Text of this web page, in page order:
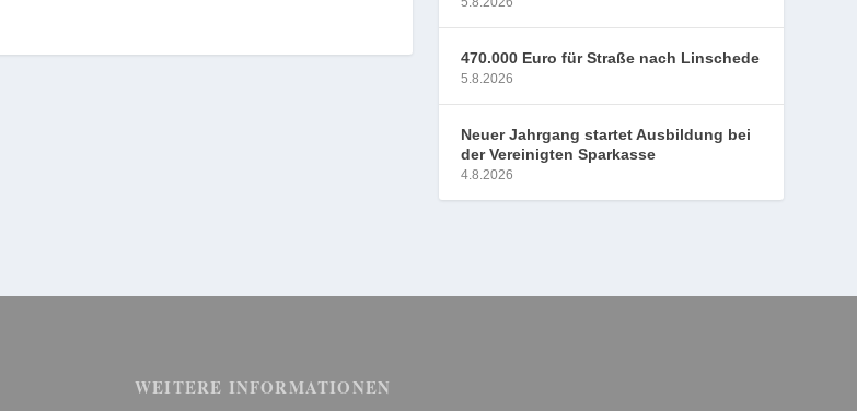
470.000 Euro für Straße nach Linschede
5.8.2026
Neuer Jahrgang startet Ausbildung bei
der Vereinigten Sparkasse
4.8.2026
WEITERE INFORMATIONEN